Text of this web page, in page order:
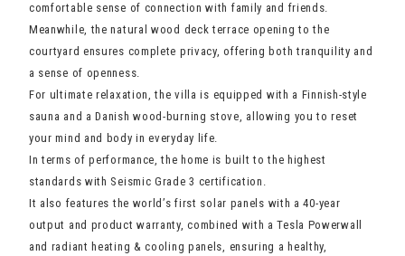
comfortable sense of connection with family and friends.
Meanwhile, the natural wood deck terrace opening to the
courtyard ensures complete privacy, offering both tranquility and
a sense of openness.
For ultimate relaxation, the villa is equipped with a Finnish-style
sauna and a Danish wood-burning stove, allowing you to reset
your mind and body in everyday life.
In terms of performance, the home is built to the highest
standards with Seismic Grade 3 certification.
It also features the world’s first solar panels with a 40-year
output and product warranty, combined with a Tesla Powerwall
and radiant heating & cooling panels, ensuring a healthy,